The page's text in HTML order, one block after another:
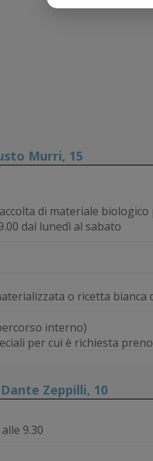
Murri, 15
di materiale
dal lunedì al sabato
o ricetta bianca
interno)
per cui è richiesta
Zeppilli, 10
9.30